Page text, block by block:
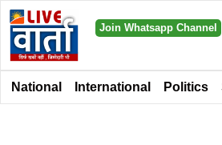
Join Whatsapp Channel
National International Politics